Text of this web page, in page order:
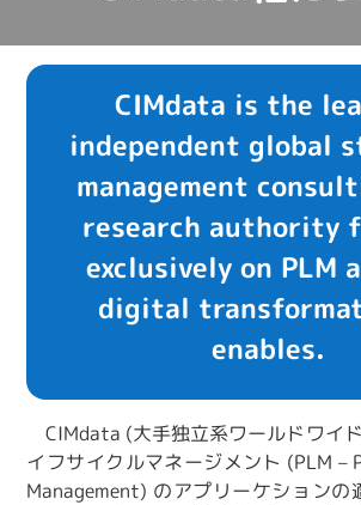
CIMdata is the
independent global
management
research authority
exclusively on PLM
digital
enables.
CIMdata (大手独立系ワールドワイ
イフサイクルマネージメント (PLM –
Management) のアプリーケションの